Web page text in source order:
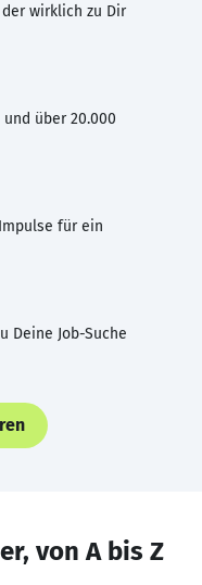
der wirklich zu Dir
über 20.000
für ein
Deine Job-Suche
von A bis Z